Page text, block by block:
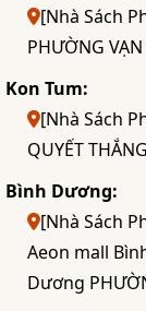
[Nhà Sách
PHƯỜNG
Kon Tum:
[Nhà Sách
QUYẾT
Bình Dương:
[Nhà Sách
Aeon mall
Dương